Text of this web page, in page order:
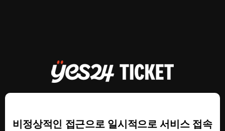
비정상적인 접근으로 일시적으로 서비스 접속